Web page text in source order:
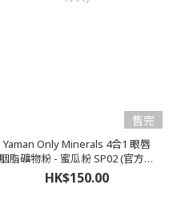
售完
Yaman Only Minerals 4合1 眼唇
胭脂礦物粉 - 蜜瓜粉 SP02 (官方行
貨)
HK$150.00